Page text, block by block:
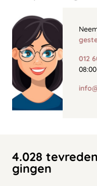
012
4.028
gingen